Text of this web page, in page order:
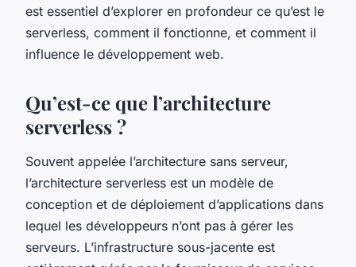
est essentiel d’explorer en profondeur ce qu’est le
serverless, comment il fonctionne, et comment il
influence le développement web.
Qu’est-ce que l’architecture
serverless ?
Souvent appelée l’architecture sans serveur,
l’architecture serverless est un modèle de
conception et de déploiement d’applications dans
lequel les développeurs n’ont pas à gérer les
serveurs. L’infrastructure sous-jacente est